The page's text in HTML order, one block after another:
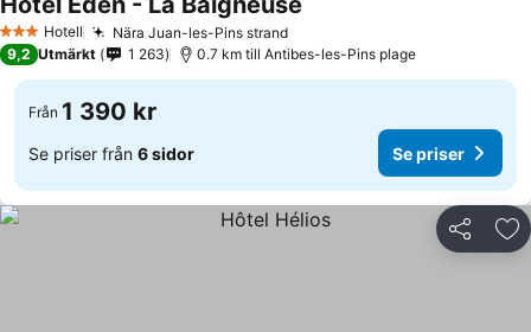
3 StjärnorHotell Nära Juan-les-Pins strand
9,2 Utmärkt 1 263 0.7 km till Antibes-les-Pins plage
Från 1 390 kr
Se priser från 6 sidor Se priser
Dela